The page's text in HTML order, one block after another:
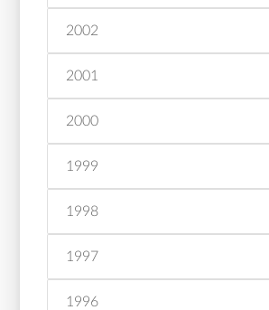
2002
2001
2000
1999
1998
1997
1996